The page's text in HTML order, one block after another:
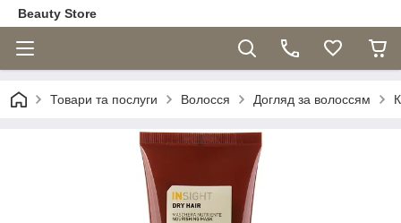
Beauty Store
Товари та послуги Волосся Догляд за волоссям